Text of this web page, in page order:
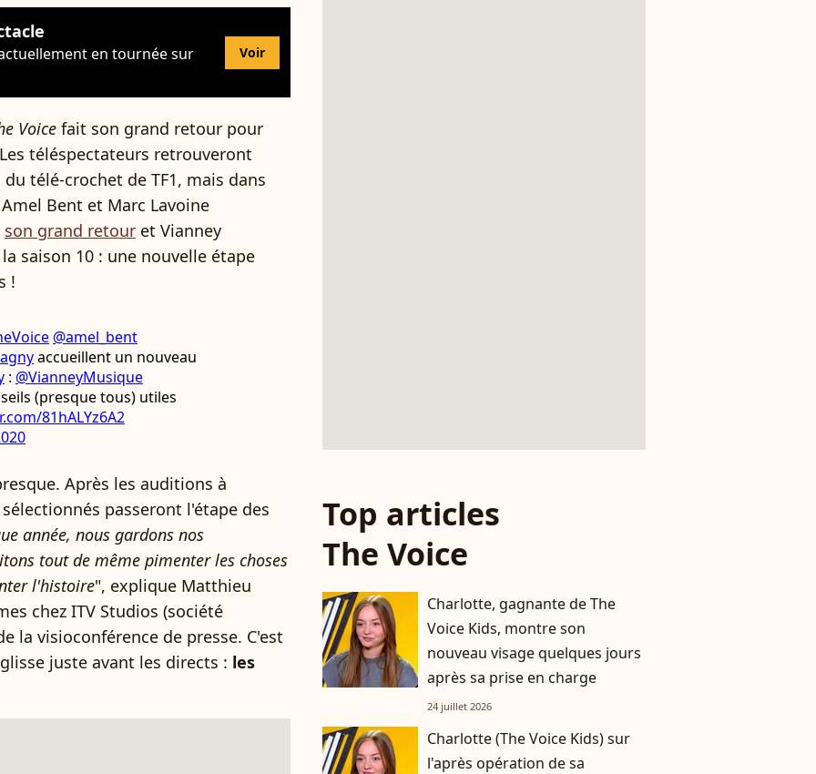
en tournée sur Voir
Voice fait son grand retour pour
téléspectateurs retrouveront
télé-crochet de TF1, mais dans
Bent et Marc Lavoine
son grand retour et Vianney
saison 10 : une nouvelle étape
!
@amel_bent
accueillent un nouveau
: @VianneyMusique
(presque tous) utiles
81hALYz6A2
Après les auditions à
passeront l'étape des
année, nous gardons nos
tout de même pimenter les choses
l'histoire", explique Matthieu
chez ITV Studios (société
la visioconférence de presse. C'est
juste avant les directs : les
Top articles
The Voice
Charlotte, gagnante de The
Voice Kids, montre son
nouveau visage quelques jours
après sa prise en charge
24 juillet 2026
Charlotte (The Voice Kids) sur
l'après opération de sa